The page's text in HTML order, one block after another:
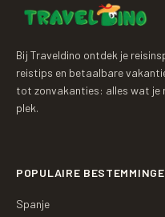
Bij Traveldino ontdek je
reistips en betaalbare
tot zonvakanties: alles wat je
plek.
POPULAIRE
Spanje